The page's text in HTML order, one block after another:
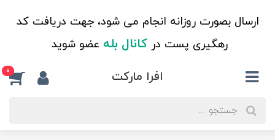
ارسال بصورت روزانه انجام می شود، جهت دریافت کد
رهگیری پست درکانال بله عضو شوید
افرا مارکت 0